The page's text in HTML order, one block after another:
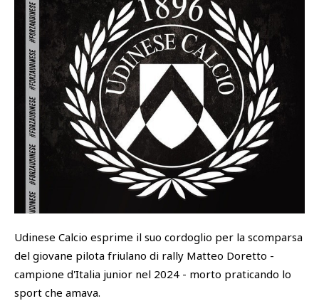
Calendari e Risultati
Classifiche
Academy
Cattedra Universidad Europea
Esports
MEETING CENTER
SPONSOR
SQUADRE
SHOP
PHOTOGALLERY
Udinese Calcio esprime il suo cordoglio per la scomparsa
del giovane pilota friulano di rally Matteo Doretto -
campione d'Italia junior nel 2024 - morto praticando lo
sport che amava.